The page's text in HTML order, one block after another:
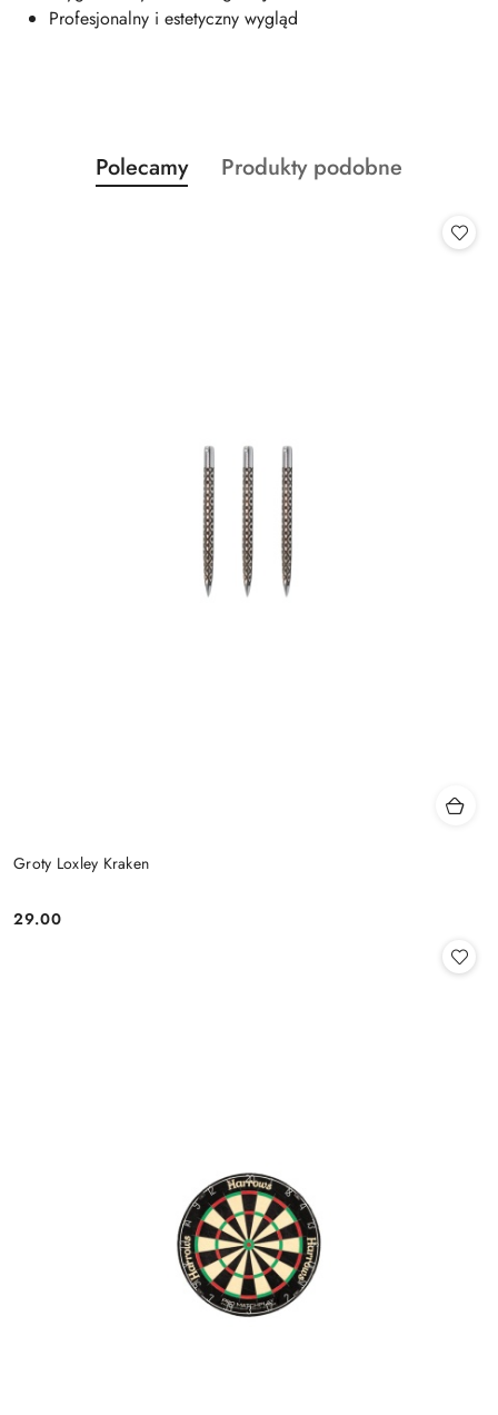
Profesjonalny i estetyczny wygląd
Pomiń karuzelę produktów
Produkty
o
Polecamy
Produkty
Produkty podobne
Groty Loxley Kraken
Cena:
29.00